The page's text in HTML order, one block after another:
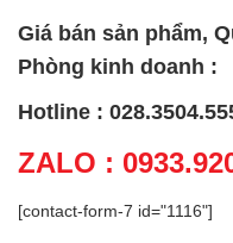
Giá bán sản phẩm,
Phòng kinh doanh :
Hotline :
ZALO :
[contact-form-7 id="1116"]